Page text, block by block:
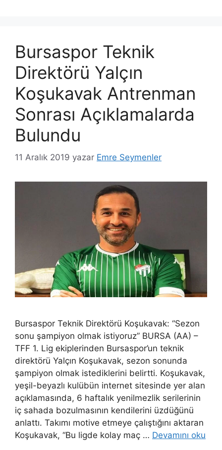
Bursaspor Teknik
Direktörü Yalçın
Koşukavak Antrenman
Sonrası Açıklamalarda
Bulundu
11 Aralık 2019 yazar Emre Seymenler
Bursaspor Teknik Direktörü Koşukavak: “Sezon
sonu şampiyon olmak istiyoruz” BURSA (AA) –
TFF 1. Lig ekiplerinden Bursaspor’un teknik
direktörü Yalçın Koşukavak, sezon sonunda
şampiyon olmak istediklerini belirtti. Koşukavak,
yeşil-beyazlı kulübün internet sitesinde yer alan
açıklamasında, 6 haftalık yenilmezlik serilerinin
iç sahada bozulmasının kendilerini üzdüğünü
anlattı. Takımı motive etmeye çalıştığını aktaran
Koşukavak, “Bu ligde kolay maç … Devamını oku